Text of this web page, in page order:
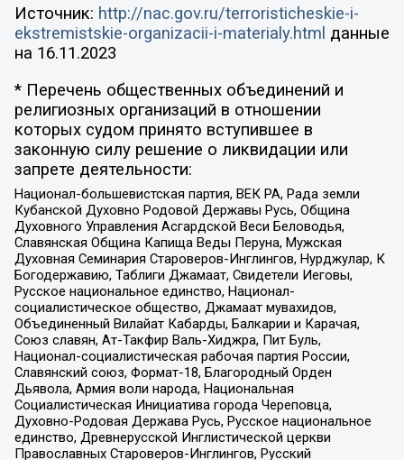
Источник: http://nac.gov.ru/terroristicheskie-i-
ekstremistskie-organizacii-i-materialy.html данные
на 16.11.2023
* Перечень общественных объединений и
религиозных организаций в отношении
которых судом принято вступившее в
законную силу решение о ликвидации или
запрете деятельности:
Национал-большевистская партия, ВЕК РА, Рада земли
Кубанской Духовно Родовой Державы Русь, Община
Духовного Управления Асгардской Веси Беловодья,
Славянская Община Капища Веды Перуна, Мужская
Духовная Семинария Староверов-Инглингов, Нурджулар, К
Богодержавию, Таблиги Джамаат, Свидетели Иеговы,
Русское национальное единство, Национал-
социалистическое общество, Джамаат мувахидов,
Объединенный Вилайат Кабарды, Балкарии и Карачая,
Союз славян, Ат-Такфир Валь-Хиджра, Пит Буль,
Национал-социалистическая рабочая партия России,
Славянский союз, Формат-18, Благородный Орден
Дьявола, Армия воли народа, Национальная
Социалистическая Инициатива города Череповца,
Духовно-Родовая Держава Русь, Русское национальное
единство, Древнерусской Инглистической церкви
Православных Староверов-Инглингов, Русский